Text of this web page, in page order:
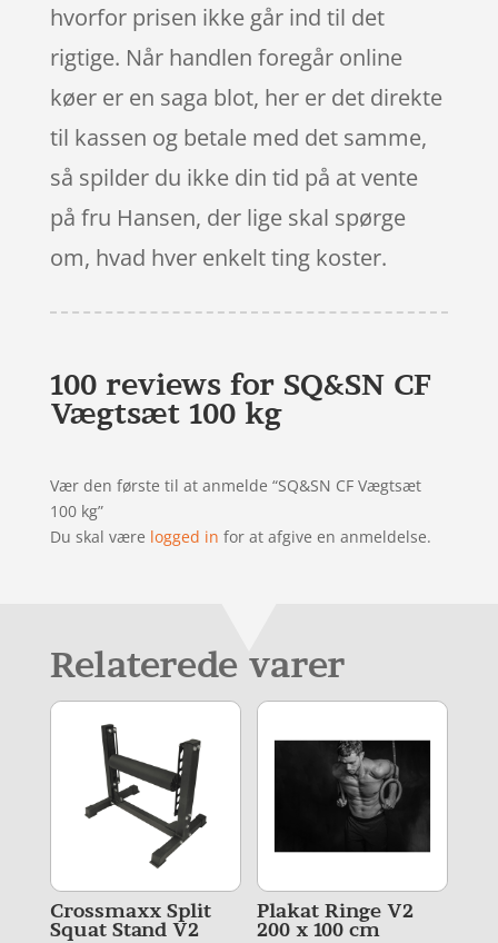
hvorfor prisen ikke går ind til det
rigtige. Når handlen foregår online
køer er en saga blot, her er det direkte
til kassen og betale med det samme,
så spilder du ikke din tid på at vente
på fru Hansen, der lige skal spørge
om, hvad hver enkelt ting koster.
100 reviews for SQ&SN CF
Vægtsæt 100 kg
Vær den første til at anmelde “SQ&SN CF Vægtsæt
100 kg”
Du skal være logged in for at afgive en anmeldelse.
Relaterede varer
Crossmaxx Split
Squat Stand V2
Plakat Ringe V2
200 x 100 cm